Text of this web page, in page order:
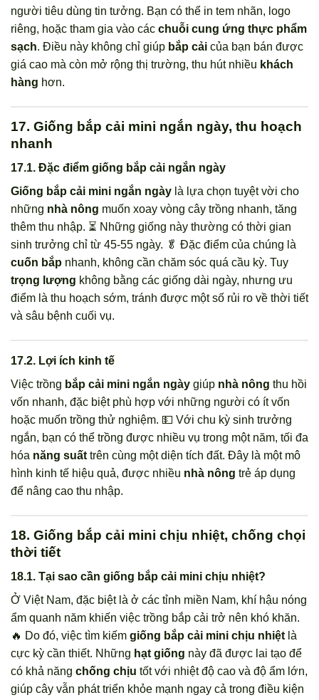
người tiêu dùng tin tưởng. Bạn có thể in tem nhãn, logo
riêng, hoặc tham gia vào các chuỗi cung ứng thực phẩm
sạch. Điều này không chỉ giúp bắp cải của bạn bán được
giá cao mà còn mở rộng thị trường, thu hút nhiều khách
hàng hơn.
17. Giống bắp cải mini ngắn ngày, thu hoạch
nhanh
17.1. Đặc điểm giống bắp cải ngắn ngày
Giống bắp cải mini ngắn ngày là lựa chọn tuyệt vời cho
những nhà nông muốn xoay vòng cây trồng nhanh, tăng
thêm thu nhập. ⏳ Những giống này thường có thời gian
sinh trưởng chỉ từ 45-55 ngày. 🥬 Đặc điểm của chúng là
cuốn bắp nhanh, không cần chăm sóc quá cầu kỳ. Tuy
trọng lượng không bằng các giống dài ngày, nhưng ưu
điểm là thu hoạch sớm, tránh được một số rủi ro về thời tiết
và sâu bệnh cuối vụ.
17.2. Lợi ích kinh tế
Việc trồng bắp cải mini ngắn ngày giúp nhà nông thu hồi
vốn nhanh, đặc biệt phù hợp với những người có ít vốn
hoặc muốn trồng thử nghiệm. 💵 Với chu kỳ sinh trưởng
ngắn, bạn có thể trồng được nhiều vụ trong một năm, tối đa
hóa năng suất trên cùng một diện tích đất. Đây là một mô
hình kinh tế hiệu quả, được nhiều nhà nông trẻ áp dụng
để nâng cao thu nhập.
18. Giống bắp cải mini chịu nhiệt, chống chọi
thời tiết
18.1. Tại sao cần giống bắp cải mini chịu nhiệt?
Ở Việt Nam, đặc biệt là ở các tỉnh miền Nam, khí hậu nóng
ẩm quanh năm khiến việc trồng bắp cải trở nên khó khăn.
🔥 Do đó, việc tìm kiếm giống bắp cải mini chịu nhiệtlà
cực kỳ cần thiết. Những hạt giống này đã được lai tạo để
có khả năng chống chịu tốt với nhiệt độ cao và độ ẩm lớn,
giúp cây vẫn phát triển khỏe mạnh ngay cả trong điều kiện